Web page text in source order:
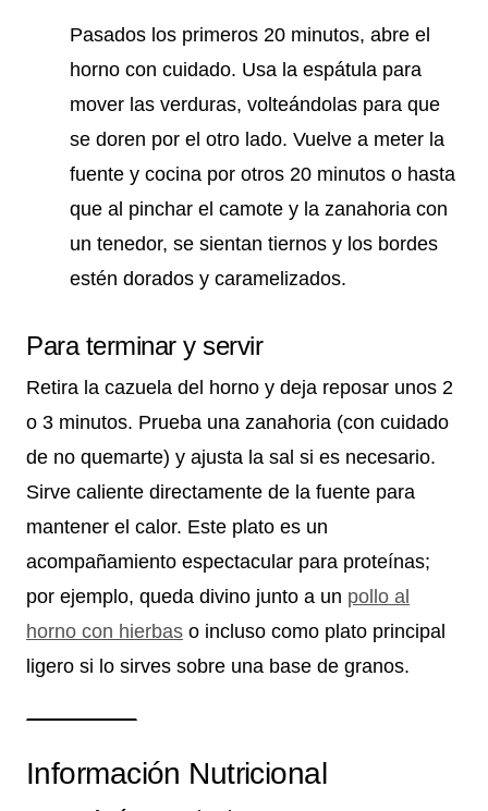
Pasados los primeros 20 minutos, abre el
horno con cuidado. Usa la espátula para
mover las verduras, volteándolas para que
se doren por el otro lado. Vuelve a meter la
fuente y cocina por otros 20 minutos o hasta
que al pinchar el camote y la zanahoria con
un tenedor, se sientan tiernos y los bordes
estén dorados y caramelizados.
Para terminar y servir
Retira la cazuela del horno y deja reposar unos 2
o 3 minutos. Prueba una zanahoria (con cuidado
de no quemarte) y ajusta la sal si es necesario.
Sirve caliente directamente de la fuente para
mantener el calor. Este plato es un
acompañamiento espectacular para proteínas;
por ejemplo, queda divino junto a un pollo al
horno con hierbas o incluso como plato principal
ligero si lo sirves sobre una base de granos.
Información Nutricional